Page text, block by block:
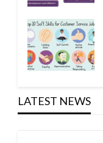
LATEST NEWS